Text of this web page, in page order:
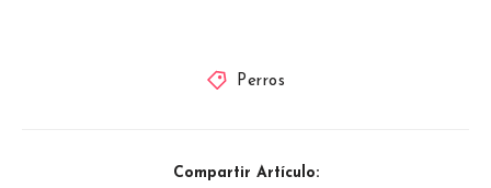
Perros
Compartir Artículo: